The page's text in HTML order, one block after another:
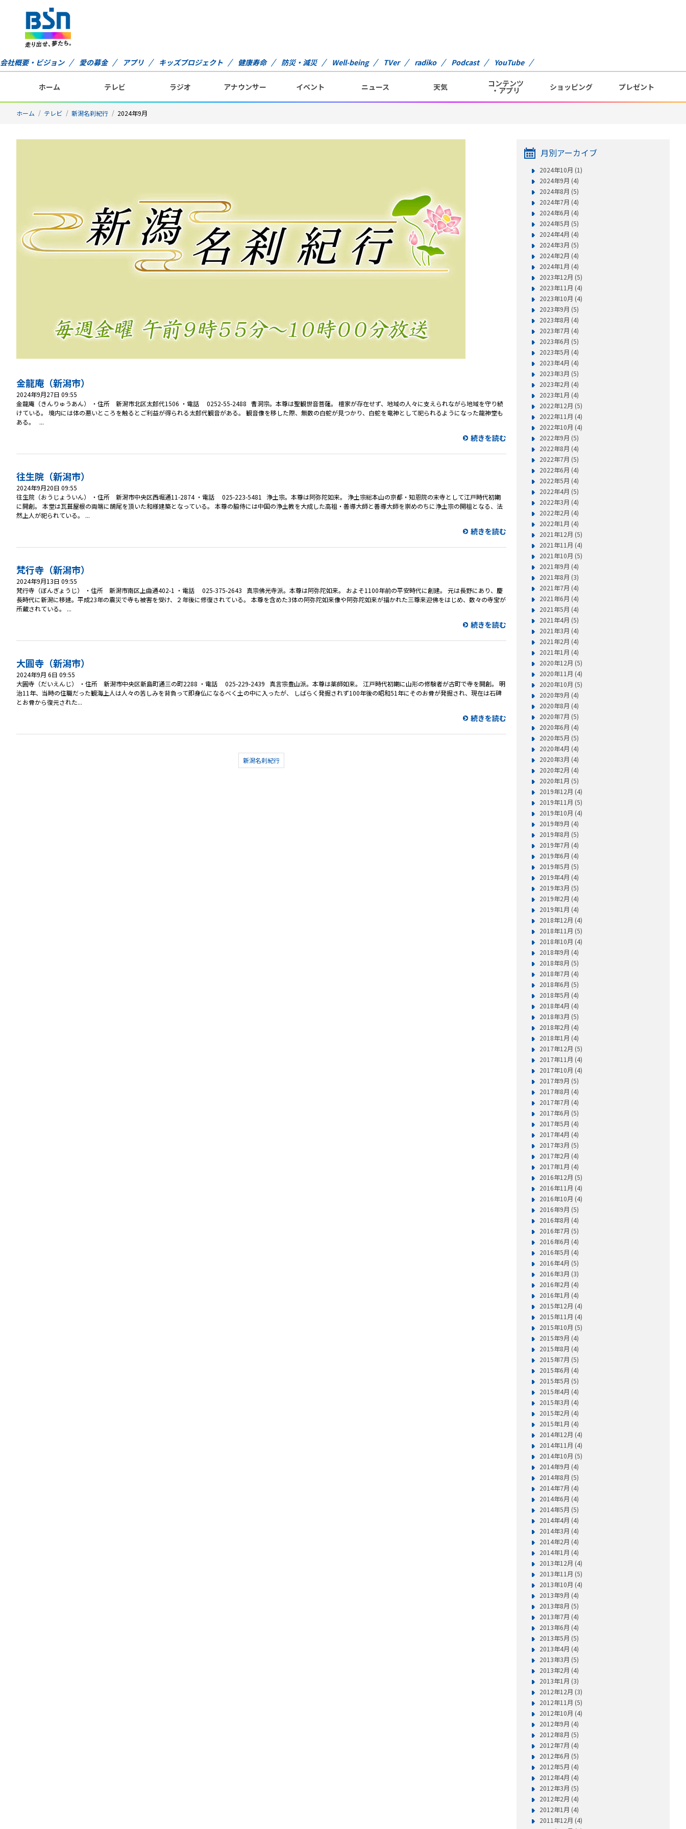
会社概要・ビジョン 愛の募金 アプリ キッズプロジェクト 健康寿命 防災・減災 Well-being TVer radiko Podcast YouTube
ホーム テレビ ラジオ アナウンサー イベント ニュース 天気 コンテンツ
・アプリ ショッピング プレゼント
ホーム テレビ 新潟名刹紀行 2024年9月
金龍庵（新潟市）
2024年9月27日 09:55
金龍庵（きんりゅうあん） ・住所 新潟市北区太郎代1506 ・電話 0252-55-2488 曹洞宗。本尊は聖観世音菩薩。 檀家が存在せず、地域の人々に支えられながら地域を守り続
けている。 境内には体の悪いところを触るとご利益が得られる太郎代観音がある。 観音像を移した際、無数の白蛇が見つかり、白蛇を竜神として祀られるようになった龍神堂も
ある。 ...
続きを読む
往生院（新潟市）
2024年9月20日 09:55
往生院（おうじょういん） ・住所 新潟市中央区西堀通11-2874 ・電話 025-223-5481 浄土宗。本尊は阿弥陀如来。 浄土宗総本山の京都・知恩院の末寺として江戸時代初期
に開創。 本堂は瓦葺屋根の両端に鴟尾を頂いた和様建築となっている。 本尊の脇侍には中国の浄土教を大成した高祖・善導大師と善導大師を崇めのちに浄土宗の開祖となる、法
然上人が祀られている。 ...
続きを読む
梵行寺（新潟市）
2024年9月13日 09:55
梵行寺（ぼんぎょうじ） ・住所 新潟市南区上曲通402-1 ・電話 025-375-2643 真宗佛光寺派。本尊は阿弥陀如来。 およそ1100年前の平安時代に創建。 元は長野にあり、慶
長時代に新潟に移建。平成23年の震災で寺も被害を受け、２年後に修復されている。 本尊を含めた3体の阿弥陀如来像や阿弥陀如来が描かれた三尊来迎佛をはじめ、数々の寺宝が
所蔵されている。 ...
続きを読む
大圓寺（新潟市）
2024年9月 6日 09:55
大圓寺（だいえんじ） ・住所 新潟市中央区新島町通三の町2288 ・電話 025-229-2439 真言宗豊山派。本尊は薬師如来。 江戸時代初期に山形の修験者が古町で寺を開創。 明
治11年、当時の住職だった観海上人は人々の苦しみを背負って即身仏になるべく土の中に入ったが、 しばらく発掘されず100年後の昭和51年にそのお骨が発掘され、現在は石碑
とお骨から復元された...
続きを読む
新潟名刹紀行
月別アーカイブ
2024年10月 (1)
2024年9月 (4)
2024年8月 (5)
2024年7月 (4)
2024年6月 (4)
2024年5月 (5)
2024年4月 (4)
2024年3月 (5)
2024年2月 (4)
2024年1月 (4)
2023年12月 (5)
2023年11月 (4)
2023年10月 (4)
2023年9月 (5)
2023年8月 (4)
2023年7月 (4)
2023年6月 (5)
2023年5月 (4)
2023年4月 (4)
2023年3月 (5)
2023年2月 (4)
2023年1月 (4)
2022年12月 (5)
2022年11月 (4)
2022年10月 (4)
2022年9月 (5)
2022年8月 (4)
2022年7月 (5)
2022年6月 (4)
2022年5月 (4)
2022年4月 (5)
2022年3月 (4)
2022年2月 (4)
2022年1月 (4)
2021年12月 (5)
2021年11月 (4)
2021年10月 (5)
2021年9月 (4)
2021年8月 (3)
2021年7月 (4)
2021年6月 (4)
2021年5月 (4)
2021年4月 (5)
2021年3月 (4)
2021年2月 (4)
2021年1月 (4)
2020年12月 (5)
2020年11月 (4)
2020年10月 (5)
2020年9月 (4)
2020年8月 (4)
2020年7月 (5)
2020年6月 (4)
2020年5月 (5)
2020年4月 (4)
2020年3月 (4)
2020年2月 (4)
2020年1月 (5)
2019年12月 (4)
2019年11月 (5)
2019年10月 (4)
2019年9月 (4)
2019年8月 (5)
2019年7月 (4)
2019年6月 (4)
2019年5月 (5)
2019年4月 (4)
2019年3月 (5)
2019年2月 (4)
2019年1月 (4)
2018年12月 (4)
2018年11月 (5)
2018年10月 (4)
2018年9月 (4)
2018年8月 (5)
2018年7月 (4)
2018年6月 (5)
2018年5月 (4)
2018年4月 (4)
2018年3月 (5)
2018年2月 (4)
2018年1月 (4)
2017年12月 (5)
2017年11月 (4)
2017年10月 (4)
2017年9月 (5)
2017年8月 (4)
2017年7月 (4)
2017年6月 (5)
2017年5月 (4)
2017年4月 (4)
2017年3月 (5)
2017年2月 (4)
2017年1月 (4)
2016年12月 (5)
2016年11月 (4)
2016年10月 (4)
2016年9月 (5)
2016年8月 (4)
2016年7月 (5)
2016年6月 (4)
2016年5月 (4)
2016年4月 (5)
2016年3月 (3)
2016年2月 (4)
2016年1月 (4)
2015年12月 (4)
2015年11月 (4)
2015年10月 (5)
2015年9月 (4)
2015年8月 (4)
2015年7月 (5)
2015年6月 (4)
2015年5月 (5)
2015年4月 (4)
2015年3月 (4)
2015年2月 (4)
2015年1月 (4)
2014年12月 (4)
2014年11月 (4)
2014年10月 (5)
2014年9月 (4)
2014年8月 (5)
2014年7月 (4)
2014年6月 (4)
2014年5月 (5)
2014年4月 (4)
2014年3月 (4)
2014年2月 (4)
2014年1月 (4)
2013年12月 (4)
2013年11月 (5)
2013年10月 (4)
2013年9月 (4)
2013年8月 (5)
2013年7月 (4)
2013年6月 (4)
2013年5月 (5)
2013年4月 (4)
2013年3月 (5)
2013年2月 (4)
2013年1月 (3)
2012年12月 (3)
2012年11月 (5)
2012年10月 (4)
2012年9月 (4)
2012年8月 (5)
2012年7月 (4)
2012年6月 (5)
2012年5月 (4)
2012年4月 (4)
2012年3月 (5)
2012年2月 (4)
2012年1月 (4)
2011年12月 (4)